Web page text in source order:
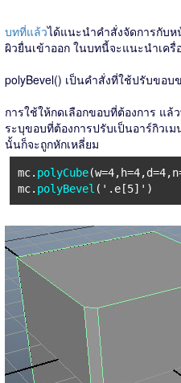
บทที่แล้วได้แนะนำคำสั่งจัดการกับ
ผิวยื่นเข้าออก ในบทนี้จะแนะนำเครื่
polyBevel() เป็นคำสั่งที่ใช้ปรับขอ
การใช้ให้กดเลือกขอบที่ต้องการ แล้
ระบุขอบที่ต้องการปรับเป็นอาร์กิวเ
นั้นก็จะถูกหักเหลี่ยม
mc. polyCube
mc. polyBevel ('.e[5]')